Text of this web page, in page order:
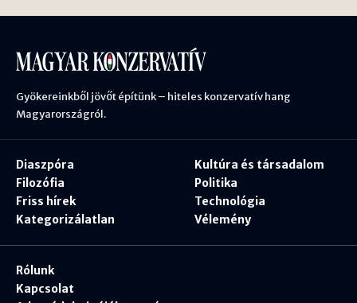
Gyökereinkből jövőt építünk – hiteles konzervatív hang
Magyarországról.
Diaszpóra
Filozófia
Friss hírek
Kategorizálatlan
Kultúra és társadalom
Politika
Technológia
Vélemény
Rólunk
Kapcsolat